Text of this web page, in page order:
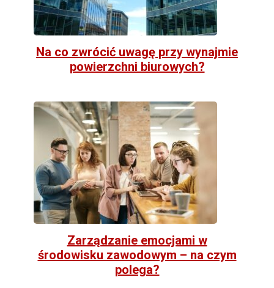
Na co zwrócić uwagę przy wynajmie
powierzchni biurowych?
Zarządzanie emocjami w
środowisku zawodowym – na czym
polega?